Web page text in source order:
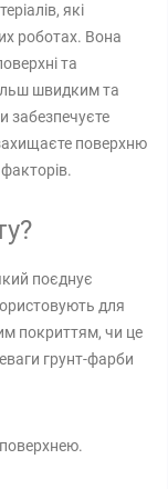
які
роботах. Вона
та
швидким та
забезпечуєте
поверхню
поєднує
для
покриттям, чи це
грунт-фарби